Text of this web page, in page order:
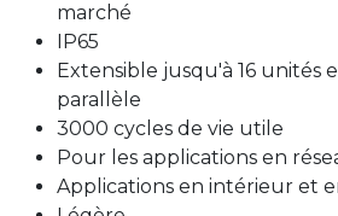
marché
IP65
Extensible jusqu'à 16 unités
parallèle
3000 cycles de vie utile
Pour les applications en
Applications en intérieur et